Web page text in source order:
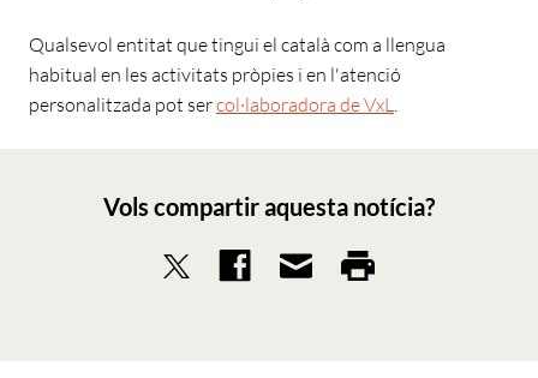
Qualsevol entitat que tingui el català com a llengua
habitual en les activitats pròpies i en l'atenció
personalitzada pot sercol·laboradora de VxL.
Vols compartir aquesta notícia?